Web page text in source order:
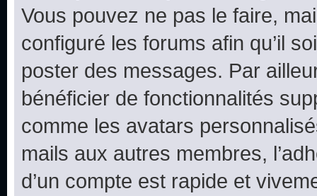
Vous pouvez ne pas le faire,
configuré les forums afin qu’il
poster des messages. Par
bénéficier de fonctionnalités
comme les avatars
mails aux autres membres,
d’un compte est rapide et